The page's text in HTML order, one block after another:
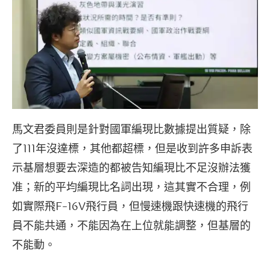
馬文君委員則是針對國軍編現比數據提出質疑，除
了111年沒達標，其他都超標，但是收到許多申訴表
示基層想要去深造的都被告知編現比不足沒辦法獲
准；新的平均編現比名詞出現，這其實不合理，例
如實際飛F-16V飛行員，但慢速機跟快速機的飛行
員不能共通，不能因為在上位就能調整，但基層的
不能動。